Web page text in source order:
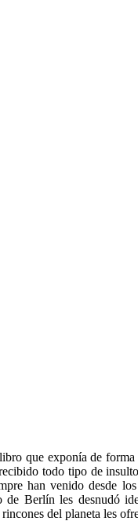
que exponía de
todo tipo de
han venido desde
Berlín les desnudó
del planeta les